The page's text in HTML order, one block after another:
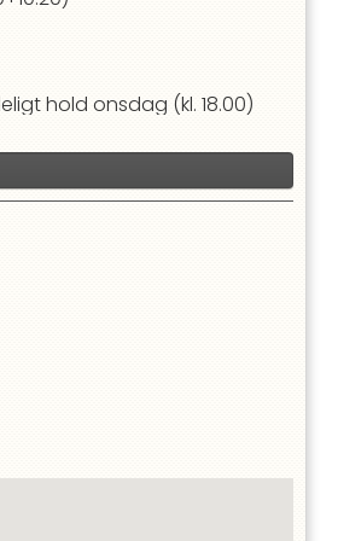
hold onsdag (kl. 18.00)
sammen. Man springer